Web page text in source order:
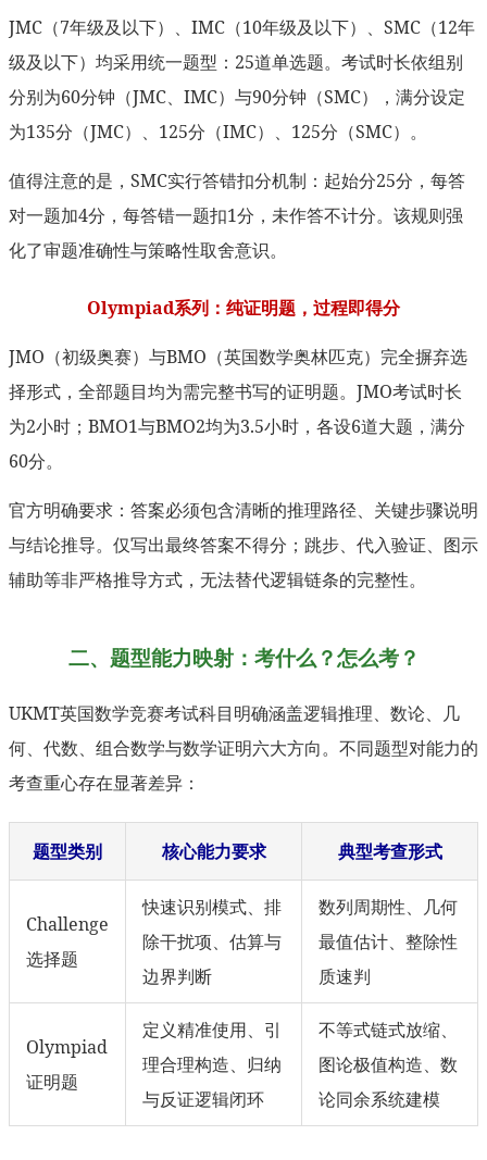
JMC（7年级及以下）、IMC（10年级及以下）、SMC（12年
级及以下）均采用统一题型：25道单选题。考试时长依组别
分别为60分钟（JMC、IMC）与90分钟（SMC），满分设定
为135分（JMC）、125分（IMC）、125分（SMC）。
值得注意的是，SMC实行答错扣分机制：起始分25分，每答
对一题加4分，每答错一题扣1分，未作答不计分。该规则强
化了审题准确性与策略性取舍意识。
Olympiad系列：纯证明题，过程即得分
JMO（初级奥赛）与BMO（英国数学奥林匹克）完全摒弃选
择形式，全部题目均为需完整书写的证明题。JMO考试时长
为2小时；BMO1与BMO2均为3.5小时，各设6道大题，满分
60分。
官方明确要求：答案必须包含清晰的推理路径、关键步骤说明
与结论推导。仅写出最终答案不得分；跳步、代入验证、图示
辅助等非严格推导方式，无法替代逻辑链条的完整性。
二、题型能力映射：考什么？怎么考？
UKMT英国数学竞赛考试科目明确涵盖逻辑推理、数论、几
何、代数、组合数学与数学证明六大方向。不同题型对能力的
考查重心存在显著差异：
题型类别 核心能力要求 典型考查形式
Challenge
选择题
快速识别模式、排
除干扰项、估算与
边界判断
数列周期性、几何
最值估计、整除性
质速判
Olympiad
证明题
定义精准使用、引
理合理构造、归纳
与反证逻辑闭环
不等式链式放缩、
图论极值构造、数
论同余系统建模